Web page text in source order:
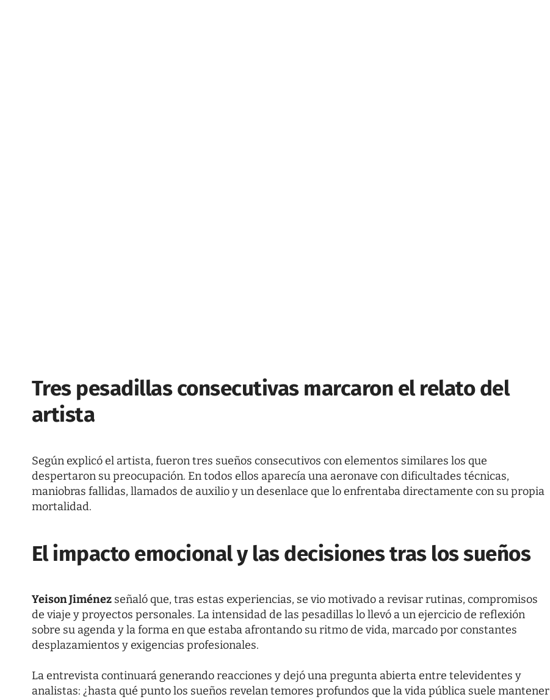
Tres pesadillas consecutivas marcaron el relato del
artista
Según explicó el artista, fueron tres sueños consecutivos con elementos similares los que
despertaron su preocupación. En todos ellos aparecía una aeronave con dificultades técnicas,
maniobras fallidas, llamados de auxilio y un desenlace que lo enfrentaba directamente con su propia
mortalidad.
El impacto emocional y las decisiones tras los sueños
Yeison Jiménez señaló que, tras estas experiencias, se vio motivado a revisar rutinas, compromisos
de viaje y proyectos personales. La intensidad de las pesadillas lo llevó a un ejercicio de reflexión
sobre su agenda y la forma en que estaba afrontando su ritmo de vida, marcado por constantes
desplazamientos y exigencias profesionales.
La entrevista continuará generando reacciones y dejó una pregunta abierta entre televidentes y
analistas: ¿hasta qué punto los sueños revelan temores profundos que la vida pública suele mantener